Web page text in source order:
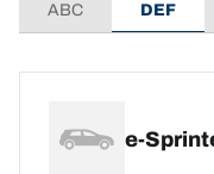
ABC DEF
e-